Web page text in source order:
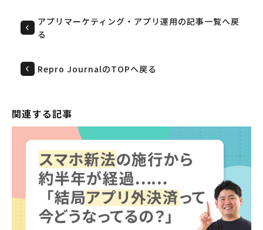
アプリマーケティング・アプリ運用の記事一覧へ戻
る
Repro JournalのTOPへ戻る
関連する記事